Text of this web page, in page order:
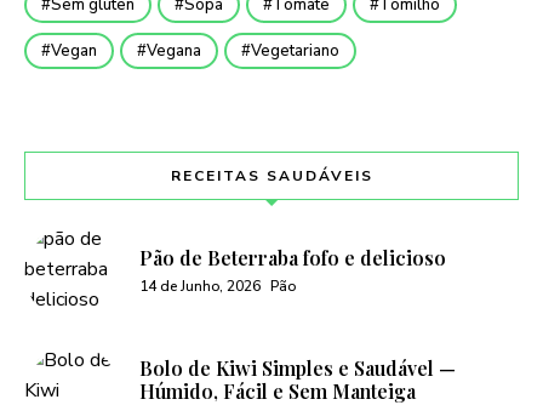
Sem glúten Sopa Tomate Tomilho
Vegan Vegana Vegetariano
RECEITAS SAUDÁVEIS
Pão de Beterraba fofo e delicioso
14 de Junho, 2026 Pão
Bolo de Kiwi Simples e Saudável —
Húmido, Fácil e Sem Manteiga